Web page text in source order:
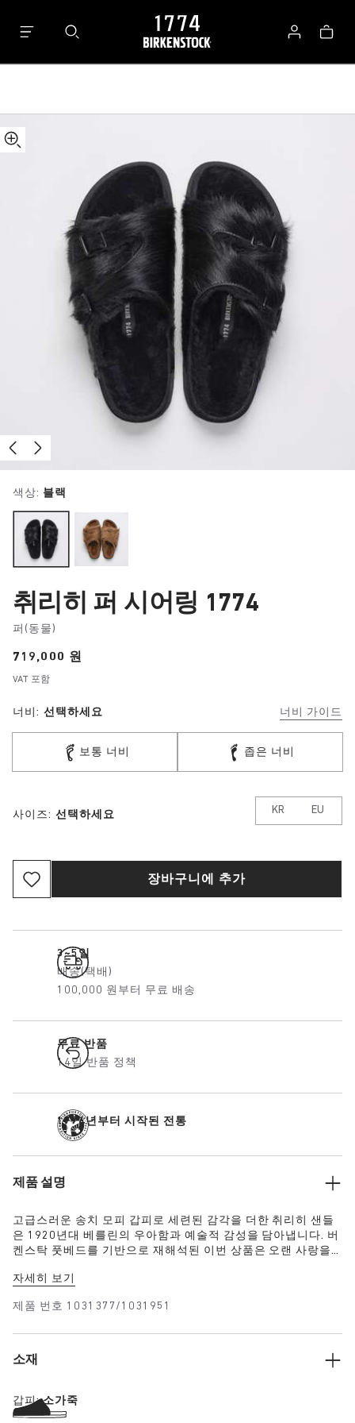
그
가
방
Pony
Fur
색상: 블랙
취리히 퍼 시어링 1774
퍼(동물)
Price:
719,000 원
VAT 포함
너비: 선택하세요 너비 가이드
보통 너비 좁은 너비
사이즈: 선택하세요 KR EU
장바구니에 추가
3~5일
배송(택배)
100,000 원부터 무료 배송
무료 반품
14일 반품 정책
1774년부터 시작된 전통
제품 설명
고급스러운 송치 모피 갑피로 세련된 감각을 더한 취리히 샌들
은 1920년대 베를린의 우아함과 예술적 감성을 담아냅니다. 버
켄스탁 풋베드를 기반으로 재해석된 이번 상품은 오랜 사랑을
자세히 보기
제품 번호 1031377/1031951
소재
product
갑피:소가죽